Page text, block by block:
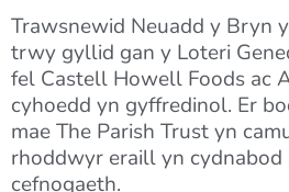
Trawsnewid Neuadd y Bryn
trwy gyllid gan y Loteri
fel Castell Howell Foods ac
cyhoedd yn gyffredinol. Er
mae The Parish Trust yn
rhoddwyr eraill yn
cefnogaeth.